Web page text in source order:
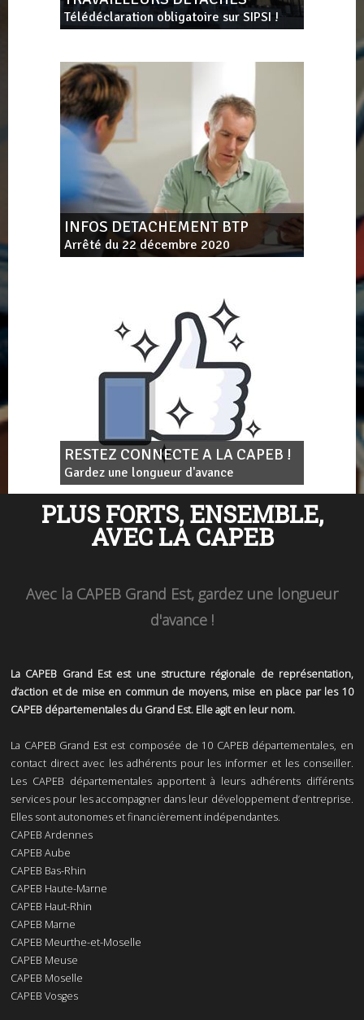
Télédéclaration obligatoire sur SIPSI !
INFOS DETACHEMENT BTP
Arrêté du 22 décembre 2020
RESTEZ CONNECTE A LA CAPEB !
Gardez une longueur d'avance
PLUS FORTS, ENSEMBLE,
AVEC LA CAPEB
Avec la CAPEB Grand Est, gardez une longueur
d'avance !
La CAPEB Grand Est est une structure régionale de représentation,
d’action et de mise en commun de moyens, mise en place par les 10
CAPEB départementales du Grand Est. Elle agit en leur nom.
La CAPEB Grand Est est composée de 10 CAPEB départementales, en
contact direct avec les adhérents pour les informer et les conseiller.
Les CAPEB départementales apportent à leurs adhérents différents
services pour les accompagner dans leur développement d’entreprise.
Elles sont autonomes et financièrement indépendantes.
CAPEB Ardennes
CAPEB Aube
CAPEB Bas-Rhin
CAPEB Haute-Marne
CAPEB Haut-Rhin
CAPEB Marne
CAPEB Meurthe-et-Moselle
CAPEB Meuse
CAPEB Moselle
CAPEB Vosges